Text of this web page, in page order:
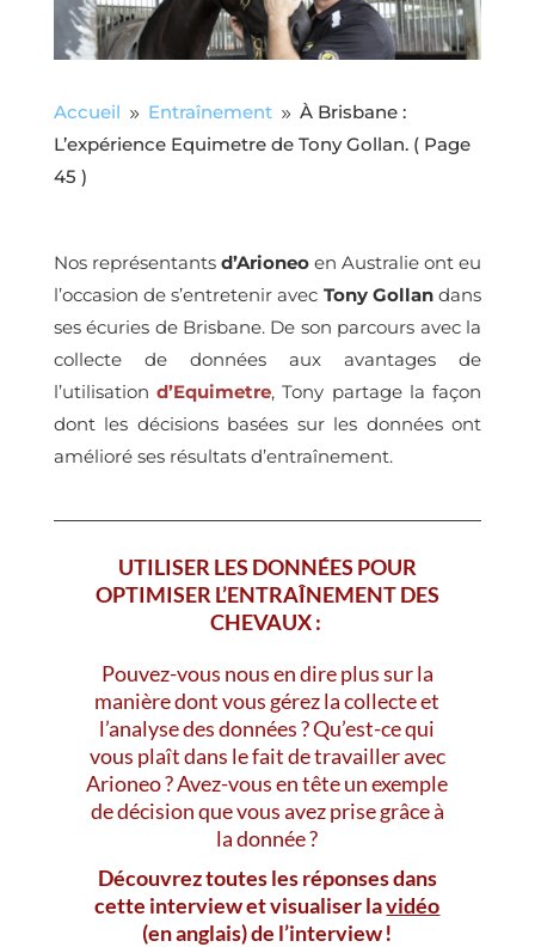
Accueil 9 Entraînement 9 À Brisbane :
L’expérience Equimetre de Tony Gollan.( Page
45 )
Nos représentants d’Arioneoen Australie ont eu
l’occasion de s’entretenir avec Tony Gollandans
ses écuries de Brisbane. De son parcours avec la
collecte de données aux avantages de
l’utilisationd’Equimetre, Tony partage la façon
dont les décisions basées sur les données ont
amélioré ses résultats d’entraînement.
UTILISER LES DONNÉES POUR
OPTIMISER L’ENTRAÎNEMENT DES
CHEVAUX :
Pouvez-vous nous en dire plus sur la
manière dont vous gérez la collecte et
l’analyse des données ? Qu’est-ce qui
vous plaît dans le fait de travailler avec
Arioneo ? Avez-vous en tête un exemple
de décision que vous avez prise grâce à
la donnée ?
Découvrez toutes les réponses dans
cette interview et visualiser lavidéo
(en anglais)de l’interview !